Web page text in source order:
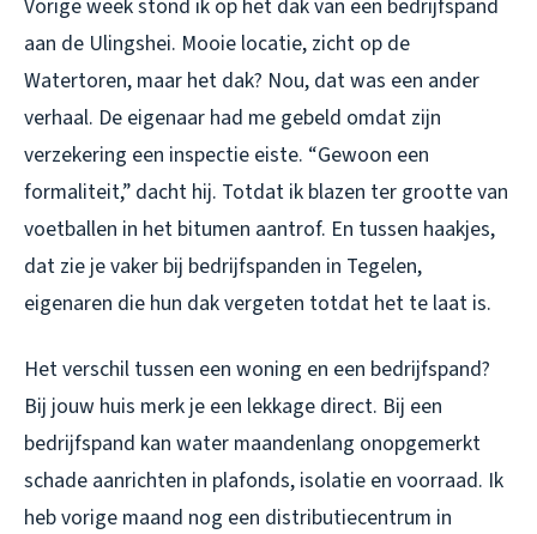
Vorige week stond ik op het dak van een bedrijfspand
aan de Ulingshei. Mooie locatie, zicht op de
Watertoren, maar het dak? Nou, dat was een ander
verhaal. De eigenaar had me gebeld omdat zijn
verzekering een inspectie eiste. “Gewoon een
formaliteit,” dacht hij. Totdat ik blazen ter grootte van
voetballen in het bitumen aantrof. En tussen haakjes,
dat zie je vaker bij bedrijfspanden in Tegelen,
eigenaren die hun dak vergeten totdat het te laat is.
Het verschil tussen een woning en een bedrijfspand?
Bij jouw huis merk je een lekkage direct. Bij een
bedrijfspand kan water maandenlang onopgemerkt
schade aanrichten in plafonds, isolatie en voorraad. Ik
heb vorige maand nog een distributiecentrum in